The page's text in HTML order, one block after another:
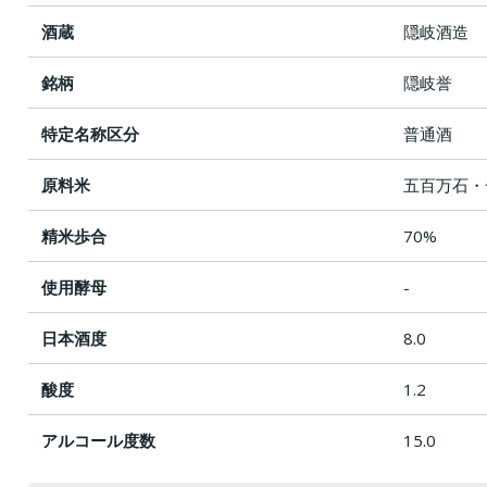
酒蔵 隠岐酒造
銘柄 隠岐誉
特定名称区分 普通酒
原料米 五百万石
精米歩合 70%
使用酵母 -
日本酒度 8.0
酸度 1.2
アルコール度数 15.0